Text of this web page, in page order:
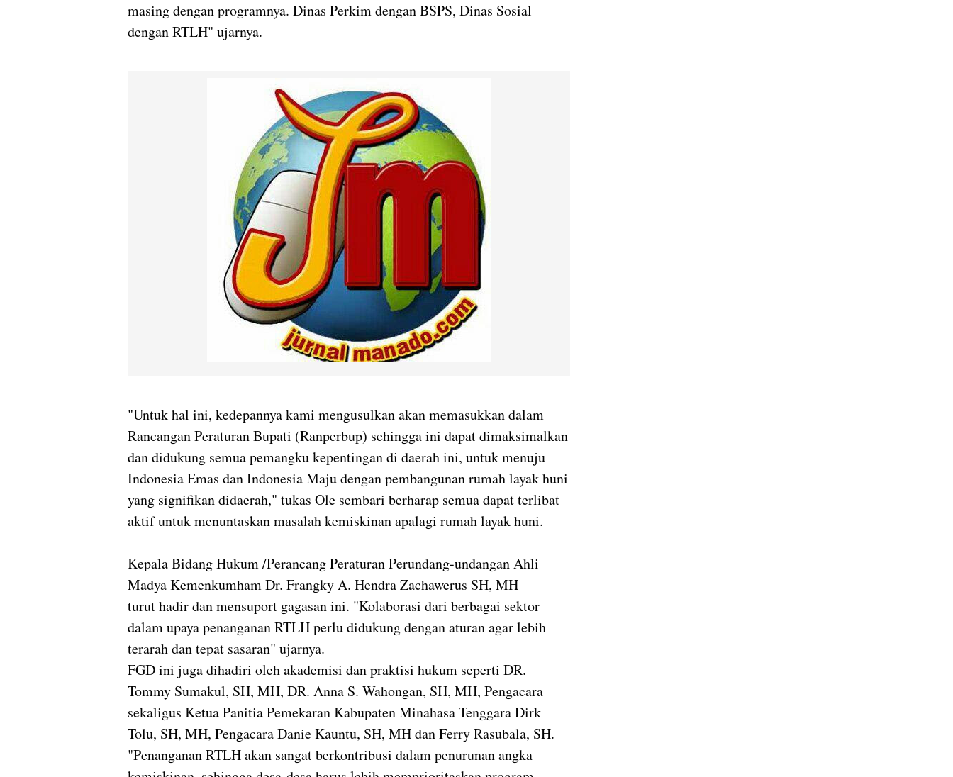
masing dengan programnya. Dinas Perkim dengan BSPS, Dinas Sosial
dengan RTLH" ujarnya.
"Untuk hal ini, kedepannya kami mengusulkan akan memasukkan dalam
Rancangan Peraturan Bupati (Ranperbup) sehingga ini dapat dimaksimalkan
dan didukung semua pemangku kepentingan di daerah ini, untuk menuju
Indonesia Emas dan Indonesia Maju dengan pembangunan rumah layak huni
yang signifikan didaerah," tukas Ole sembari berharap semua dapat terlibat
aktif untuk menuntaskan masalah kemiskinan apalagi rumah layak huni.
Kepala Bidang Hukum /Perancang Peraturan Perundang-undangan Ahli
Madya Kemenkumham Dr. Frangky A. Hendra Zachawerus SH, MH
turut hadir dan mensuport gagasan ini. "Kolaborasi dari berbagai sektor
dalam upaya penanganan RTLH perlu didukung dengan aturan agar lebih
terarah dan tepat sasaran" ujarnya.
FGD ini juga dihadiri oleh akademisi dan praktisi hukum seperti DR.
Tommy Sumakul, SH, MH, DR. Anna S. Wahongan, SH, MH, Pengacara
sekaligus Ketua Panitia Pemekaran Kabupaten Minahasa Tenggara Dirk
Tolu, SH, MH, Pengacara Danie Kauntu, SH, MH dan Ferry Rasubala, SH.
"Penanganan RTLH akan sangat berkontribusi dalam penurunan angka